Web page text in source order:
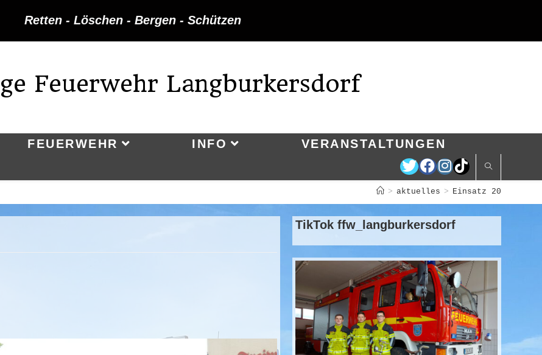
Retten - Löschen - Bergen - Schützen
Feuerwehr Langburkersdorf
FEUERWEHR INFO VERANSTALTUNGEN
> aktuelles > Einsatz 20
TikTok ffw_langburkersdorf